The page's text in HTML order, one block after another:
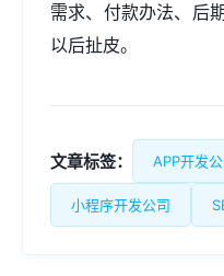
需求、付款办法、后
以后扯皮。
文章标签： APP开发
小程序开发公司